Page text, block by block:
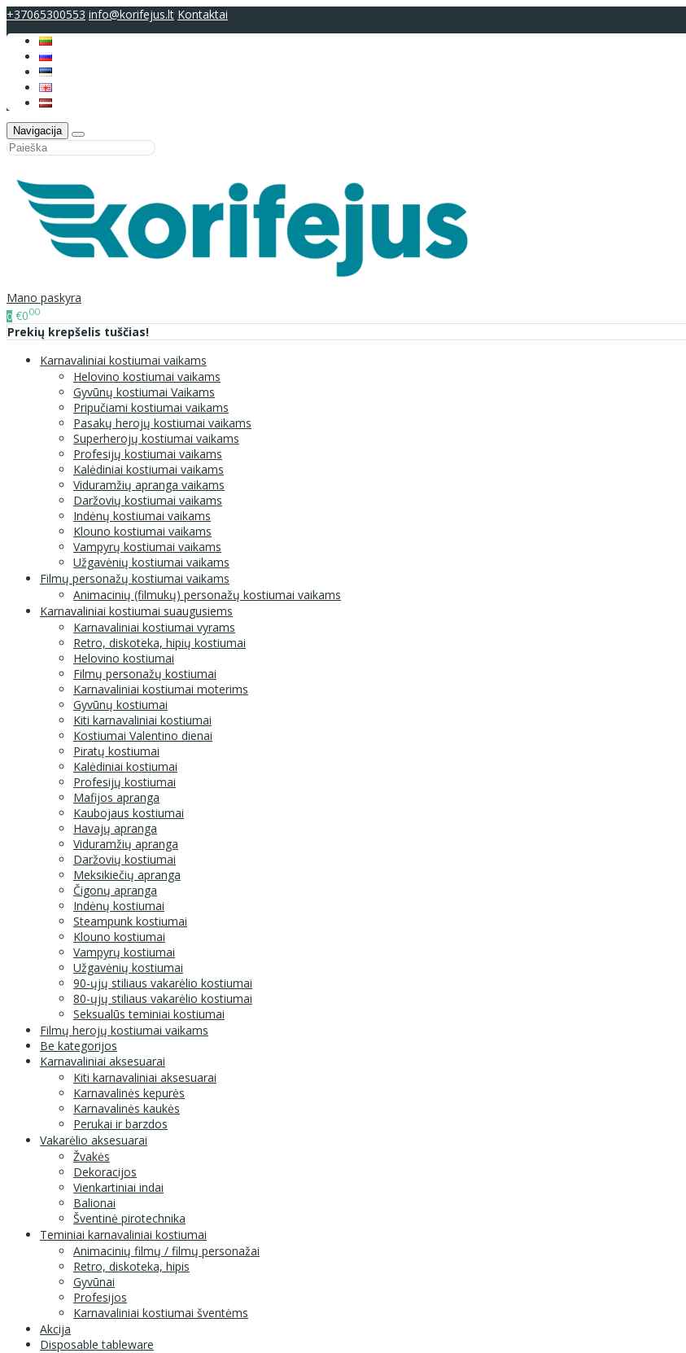
+37065300553 info@korifejus.lt Kontaktai
Navigacija
Mano paskyra
0 €000
Prekių krepšelis tuščias!
Karnavaliniai kostiumai vaikams
Helovino kostiumai vaikams
Gyvūnų kostiumai Vaikams
Pripučiami kostiumai vaikams
Pasakų herojų kostiumai vaikams
Superherojų kostiumai vaikams
Profesijų kostiumai vaikams
Kalėdiniai kostiumai vaikams
Viduramžių apranga vaikams
Daržovių kostiumai vaikams
Indėnų kostiumai vaikams
Klouno kostiumai vaikams
Vampyrų kostiumai vaikams
Užgavėnių kostiumai vaikams
Filmų personažų kostiumai vaikams
Animacinių (filmukų) personažų kostiumai vaikams
Karnavaliniai kostiumai suaugusiems
Karnavaliniai kostiumai vyrams
Retro, diskoteka, hipių kostiumai
Helovino kostiumai
Filmų personažų kostiumai
Karnavaliniai kostiumai moterims
Gyvūnų kostiumai
Kiti karnavaliniai kostiumai
Kostiumai Valentino dienai
Piratų kostiumai
Kalėdiniai kostiumai
Profesijų kostiumai
Mafijos apranga
Kaubojaus kostiumai
Havajų apranga
Viduramžių apranga
Daržovių kostiumai
Meksikiečių apranga
Čigonų apranga
Indėnų kostiumai
Steampunk kostiumai
Klouno kostiumai
Vampyrų kostiumai
Užgavėnių kostiumai
90-ųjų stiliaus vakarėlio kostiumai
80-ųjų stiliaus vakarėlio kostiumai
Seksualūs teminiai kostiumai
Filmų herojų kostiumai vaikams
Be kategorijos
Karnavaliniai aksesuarai
Kiti karnavaliniai aksesuarai
Karnavalinės kepurės
Karnavalinės kaukės
Perukai ir barzdos
Vakarėlio aksesuarai
Žvakės
Dekoracijos
Vienkartiniai indai
Balionai
Šventinė pirotechnika
Teminiai karnavaliniai kostiumai
Animacinių filmų / filmų personažai
Retro, diskoteka, hipis
Gyvūnai
Profesijos
Karnavaliniai kostiumai šventėms
Akcija
Disposable tableware